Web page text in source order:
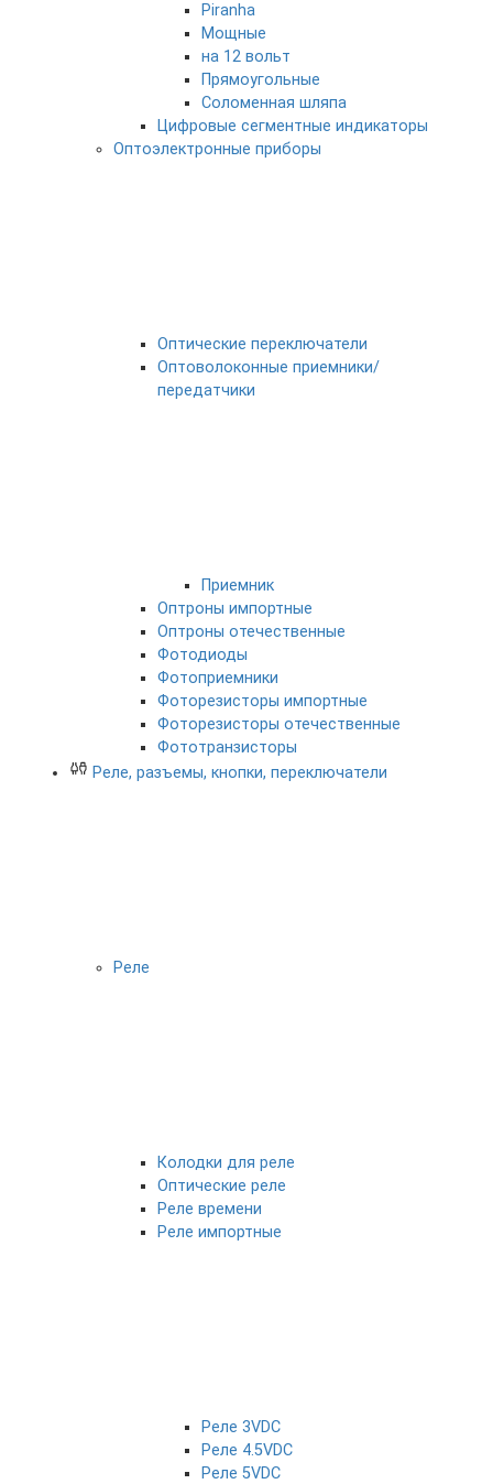
Piranha
Мощные
на 12 вольт
Прямоугольные
Соломенная шляпа
Цифровые сегментные индикаторы
Оптоэлектронные приборы
Оптические переключатели
Оптоволоконные приемники/
передатчики
Приемник
Оптроны импортные
Оптроны отечественные
Фотодиоды
Фотоприемники
Фоторезисторы импортные
Фоторезисторы отечественные
Фототранзисторы
Реле, разъемы, кнопки, переключатели
Реле
Колодки для реле
Оптические реле
Реле времени
Реле импортные
Реле 3VDC
Реле 4.5VDC
Реле 5VDC